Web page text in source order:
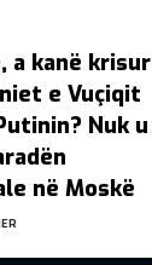
a kanë krisur
e Vuçiqit
Nuk u
në Moskë